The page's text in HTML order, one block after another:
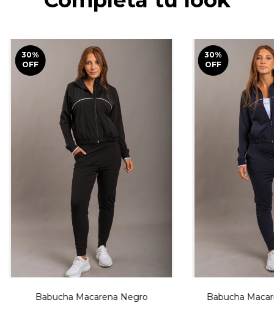
30%
OFF
Babucha Macarena Negro
30%
OFF
Babucha